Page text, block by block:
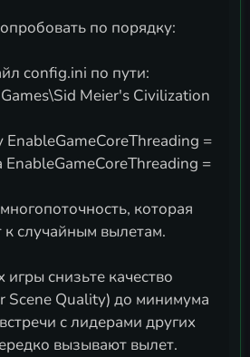
по порядку:
config.ini по пути:
Meier's Civilization
EnableGameCoreThreading =
EnableGameCoreThreading =
которая
к случайным вылетам.
снизьте качество
Scene Quality) до минимума
с лидерами других
вызывают вылет.